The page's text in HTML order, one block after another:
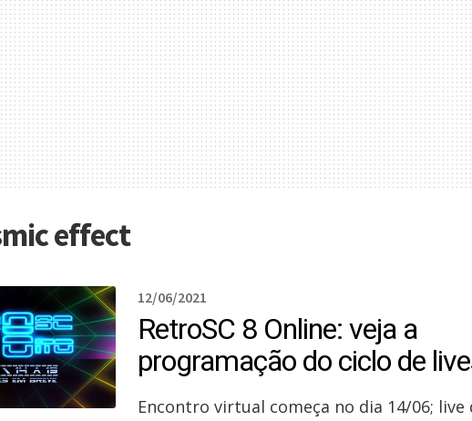
effect
12/06/2021
RetroSC 8 Online: veja a
programação do ciclo de
Encontro virtual começa no dia 14/06; live